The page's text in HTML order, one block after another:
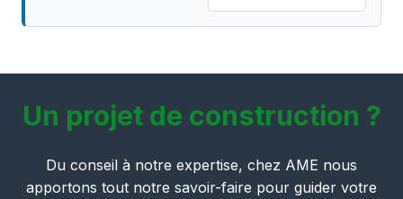
Un projet de construction ?
Du conseil à notre expertise, chez AME nous
apportons tout notre savoir-faire pour guider votre